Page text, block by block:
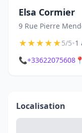
Elsa Cormier
9 Rue Pierre
★★★★★5/5•1
📞+33622075608 📍
Localisation